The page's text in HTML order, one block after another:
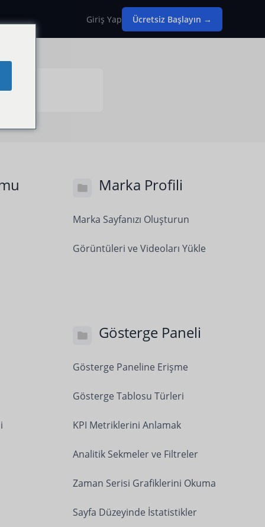
Giriş Yap Ücretsiz Başlayın →
Marka Profili
Marka Sayfanızı Oluşturun
Görüntüleri ve Videoları Yükle
Gösterge Paneli
Gösterge Paneline Erişme
Gösterge Tablosu Türleri
KPI Metriklerini Anlamak
Analitik Sekmeler ve Filtreler
Zaman Serisi Grafiklerini Okuma
Sayfa Düzeyinde İstatistikler